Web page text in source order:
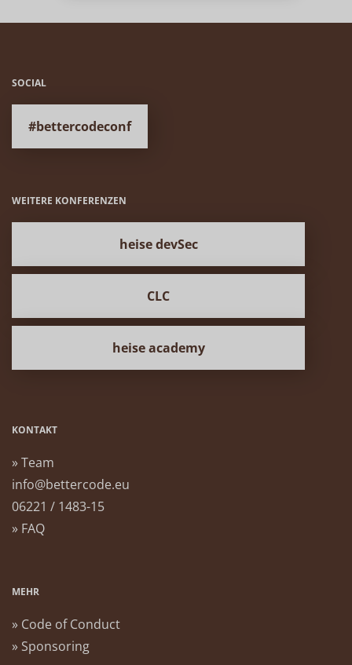
SOCIAL
#bettercodeconf
WEITERE KONFERENZEN
heise devSec
CLC
heise academy
KONTAKT
» Team
info@bettercode.eu
06221 / 1483-15
» FAQ
MEHR
» Code of Conduct
» Sponsoring